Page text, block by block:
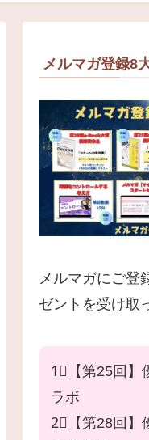
メルマガ登録8
メルマガにご登
ゼントを受け取
1⃣【第25回】
ラボ
2⃣【第28回】